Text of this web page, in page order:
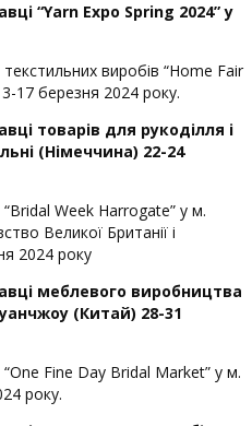
“Yarn Expo Spring 2024” у
виробів “Home Fair
17 березня 2024 року.
товарів для рукоділля і
(Німеччина) 22-24
Week Harrogate” у м.
Великої Британії і
2024 року
меблевого виробництва
(Китай) 28-31
Fine Day Bridal Market” у м.
року.